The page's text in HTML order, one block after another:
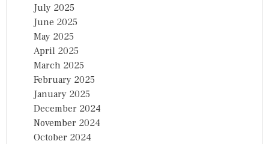
July 2025
June 2025
May 2025
April 2025
March 2025
February 2025
January 2025
December 2024
November 2024
October 2024